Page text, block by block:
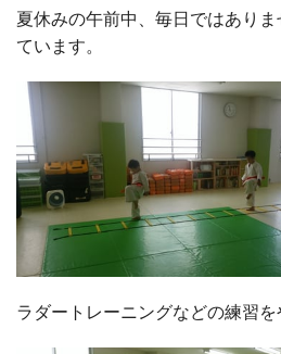
夏休みの午前中、毎日ではあり
ています。
ラダートレーニングなどの練習を